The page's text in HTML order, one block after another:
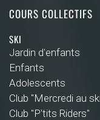
COURS COLLECTIFS
SKI
Jardin d'enfants
Enfants
Adolescents
Club "Mercredi au
Club "P'tits Riders"